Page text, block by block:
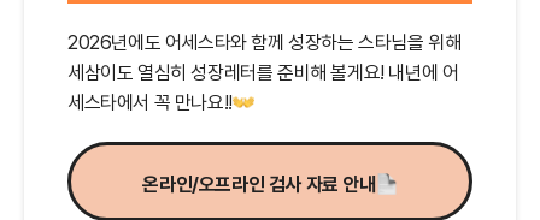
2026년에도 어세스타와 함께 성장하는 스타님을 위해
세삼이도 열심히 성장레터를 준비해 볼게요! 내년에 어
세스타에서 꼭 만나요!!
온라인/오프라인 검사 자료 안내